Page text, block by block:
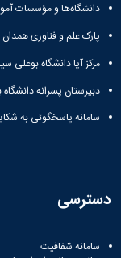
دانشگاه‌ها و مؤسسات
پارک علم و فناوری همدان
مرکز آپا دانشگاه بوعلی
دبیرستان پسرانه
سامانه پاسخگوئی به
دسترسی
سامانه شفافیت